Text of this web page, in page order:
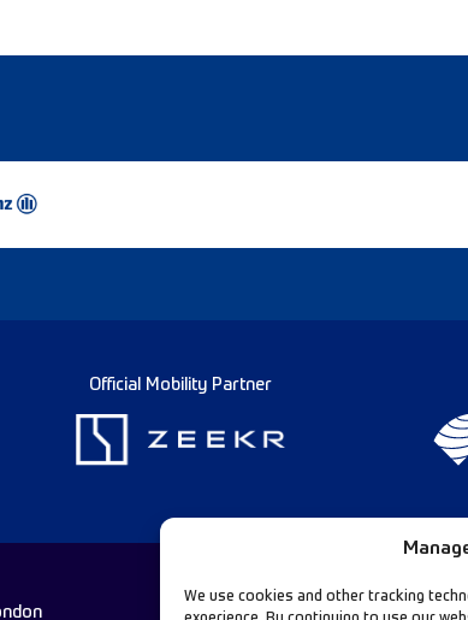
We use cookies and other tracking
Official Mobility Partner